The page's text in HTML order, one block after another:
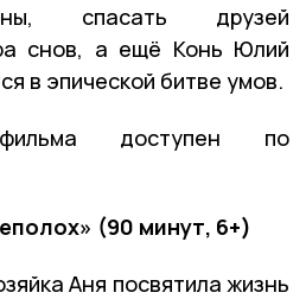
спасать друзей
снов, а ещё Конь Юлий
в эпической битве умов.
доступен по
(90 минут, 6+)
Аня посвятила жизнь